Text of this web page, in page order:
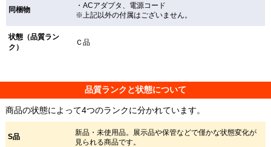
同梱物
・ACアダプタ、電源コード
※上記以外の付属はございません。
状態（品質ラン
ク）
Ｃ品
品質ランクと状態について
商品の状態によって4つのランクに分かれています。
S品
新品・未使用品。展示品や保管などで僅かな状態変化が
見られる商品です。